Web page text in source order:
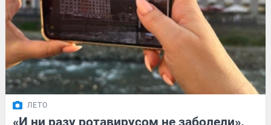
ЛЕТО
«И ни разу ротавирусом не заболели».